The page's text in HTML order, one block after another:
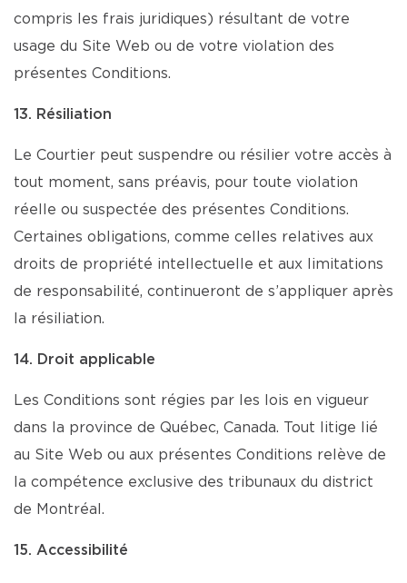
compris les frais juridiques) résultant de votre
usage du Site Web ou de votre violation des
présentes Conditions.
13. Résiliation
Le Courtier peut suspendre ou résilier votre accès à
tout moment, sans préavis, pour toute violation
réelle ou suspectée des présentes Conditions.
Certaines obligations, comme celles relatives aux
droits de propriété intellectuelle et aux limitations
de responsabilité, continueront de s’appliquer après
la résiliation.
14. Droit applicable
Les Conditions sont régies par les lois en vigueur
dans la province de Québec, Canada. Tout litige lié
au Site Web ou aux présentes Conditions relève de
la compétence exclusive des tribunaux du district
de Montréal.
15. Accessibilité